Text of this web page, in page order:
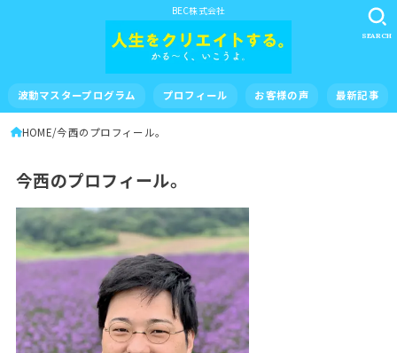
BEC株式会社
波動マスタープログラム プロフィール お客様の声 最新記事
SEARCH
HOME 今西のプロフィール。
今西のプロフィール。